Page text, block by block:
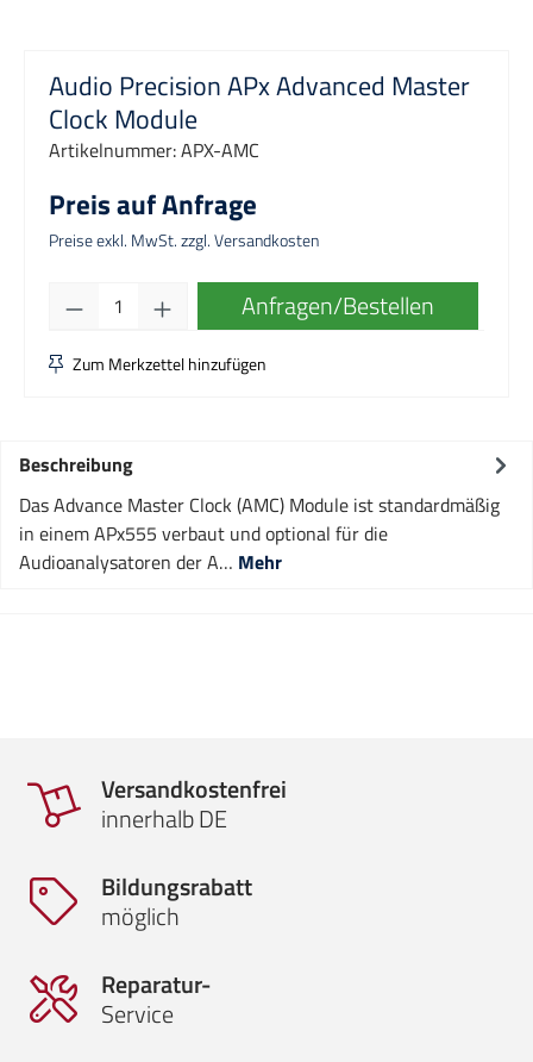
Audio Precision APx Advanced Master
Clock Module
Artikelnummer:APX-AMC
Preis auf Anfrage
Preise exkl. MwSt. zzgl. Versandkosten
Produkt Anzahl: Gib den gewünschten
Anfragen/Bestellen
Zum Merkzettel hinzufügen
Beschreibung
Das Advance Master Clock (AMC) Module ist standardmäßig
in einem APx555 verbaut und optional für die
Audioanalysatoren der A… Mehr
Versandkostenfrei
innerhalb DE
Bildungsrabatt
möglich
Reparatur-
Service